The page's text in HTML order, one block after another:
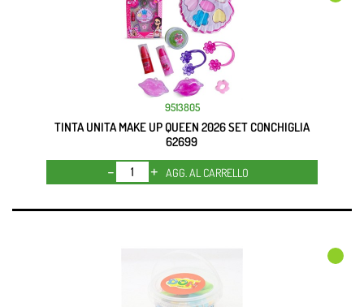
9513805
TINTA UNITA MAKE UP QUEEN 2026 SET CONCHIGLIA
62699
Quantità
AGG. AL CARRELLO